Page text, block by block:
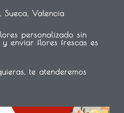
Sueca, Valencia
personalizado sin
y enviar flores frescas es
te atenderemos